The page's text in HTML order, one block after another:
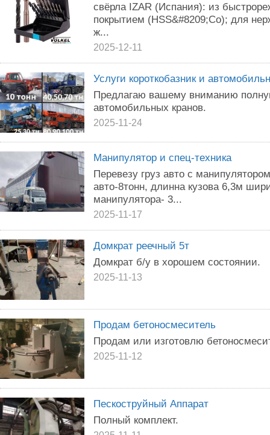
свёрла IZAR (Испания): из
покрытием (HSS&#8209;Co); для
ж...
2025-12-11
Услуги короткобазник и
Предлагаю вашему вниманию
автомобильных кранов.
2025-11-24
Манипулятор и спец-техника
Перевезу груз авто с
авто-8тонн, длинна кузова 6,3м
манипулятора- 3...
2025-11-17
Домкрат реечный 5т
Домкрат б/у в хорошем состоянии.
2025-11-13
Продам бетоносмеситель
Продам или изготовлю
2025-11-12
Пескоструйный Аппарат
Полный комплект.